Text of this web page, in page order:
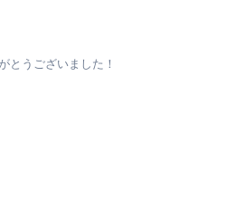
とうございました！